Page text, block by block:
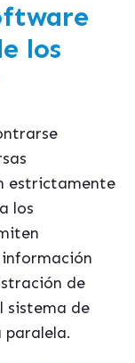
los
estrictamente
los
de
sistema de